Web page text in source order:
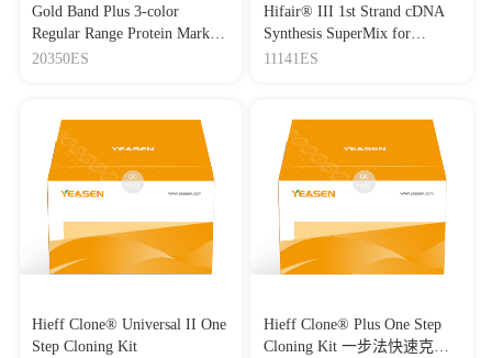
Gold Band Plus 3-color
Regular Range Protein Marker
(8-180 kDa) 三色预染蛋白质
20350ES
Hifair® III 1st Strand cDNA
Synthesis SuperMix for
qPCR(gDNA digester plus)
11141ES
Hieff Clone® Universal II One
Step Cloning Kit
Hieff Clone® Plus One Step
Cloning Kit 一步法快速克隆